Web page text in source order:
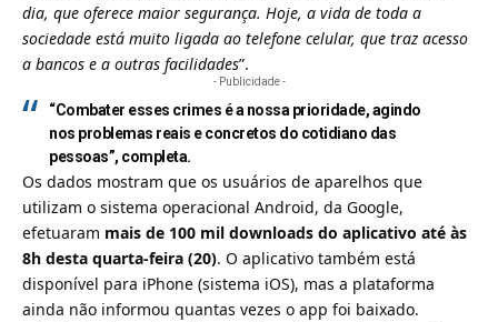
dia, que oferece maior segurança. Hoje, a vida de toda a
sociedade está muito ligada ao telefone celular, que traz acesso
a bancos e a outras facilidades”.
- Publicidade -
“Combater esses crimes é a nossa prioridade, agindo
nos problemas reais e concretos do cotidiano das
pessoas”, completa.
Os dados mostram que os usuários de aparelhos que
utilizam o sistema operacional Android, da Google,
efetuaram mais de 100 mil downloads do aplicativo até às
8h desta quarta-feira (20). O aplicativo também está
disponível para iPhone (sistema iOS), mas a plataforma
ainda não informou quantas vezes o app foi baixado.